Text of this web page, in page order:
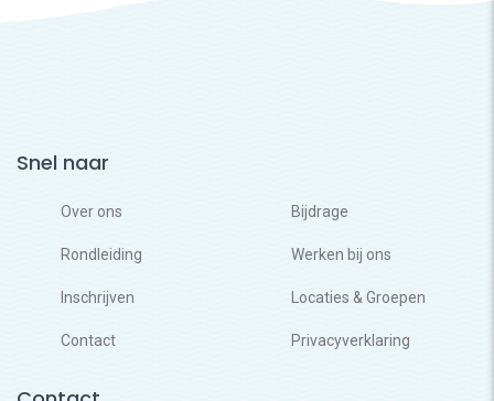
Snel naar
Over ons Bijdrage
Rondleiding Werken bij ons
Inschrijven Locaties & Groepen
Contact Privacyverklaring